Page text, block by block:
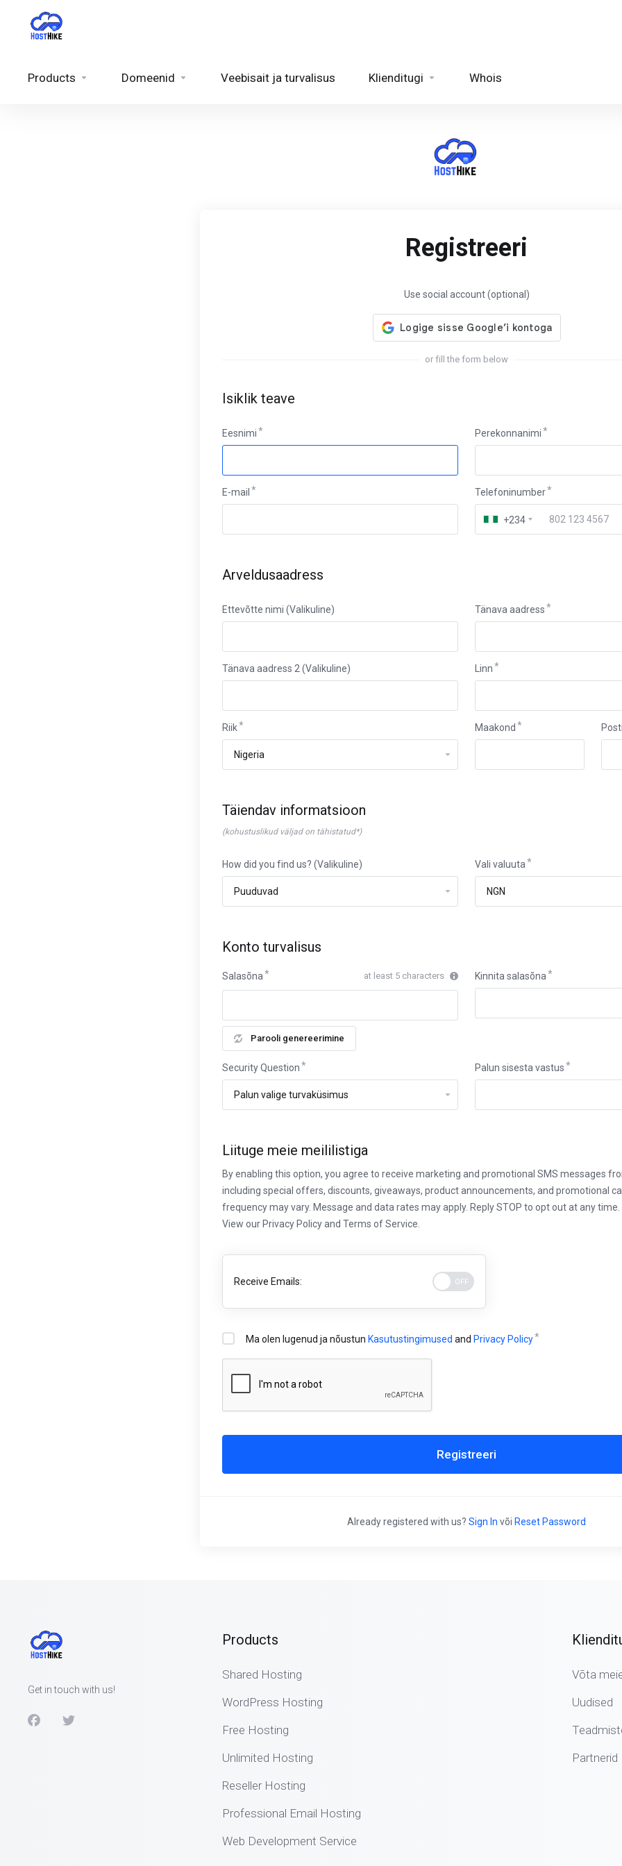
Products Domeenid Veebisait ja turvalisus Klienditugi Whois
Registreeri
Use social account (optional)
or fill the form below
Isiklik teave
Eesnimi Perekonnanimi
E-mail Telefoninumber
+234
Arveldusaadress
Ettevõtte nimi (Valikuline) Tänava aadress
Tänava aadress 2 (Valikuline) Linn
Riik Maakond
Täiendav informatsioon
(kohustuslikud väljad on tähistatud*)
How did you find us? (Valikuline) Vali valuuta
Konto turvalisus
Salasõna at least 5 characters
Parooli genereerimine
Kinnita salasõna
Security Question Palun sisesta vastus
Liituge meie meililistiga
By enabling this option, you agree to receive marketing and promotional SMS messages
including special offers, discounts, giveaways, product announcements, and promotional
frequency may vary. Message and data rates may apply. Reply STOP to opt out at any time.
View our Privacy Policy and Terms of Service.
Receive Emails:
Ma olen lugenud ja nõustun Kasutustingimused and Privacy Policy
Registreeri
Already registered with us? Sign In või Reset Password
Get in touch with us!
Products
Shared Hosting
WordPress Hosting
Free Hosting
Unlimited Hosting
Reseller Hosting
Professional Email Hosting
Web Development Service
Võta
Uudised
Partnerid